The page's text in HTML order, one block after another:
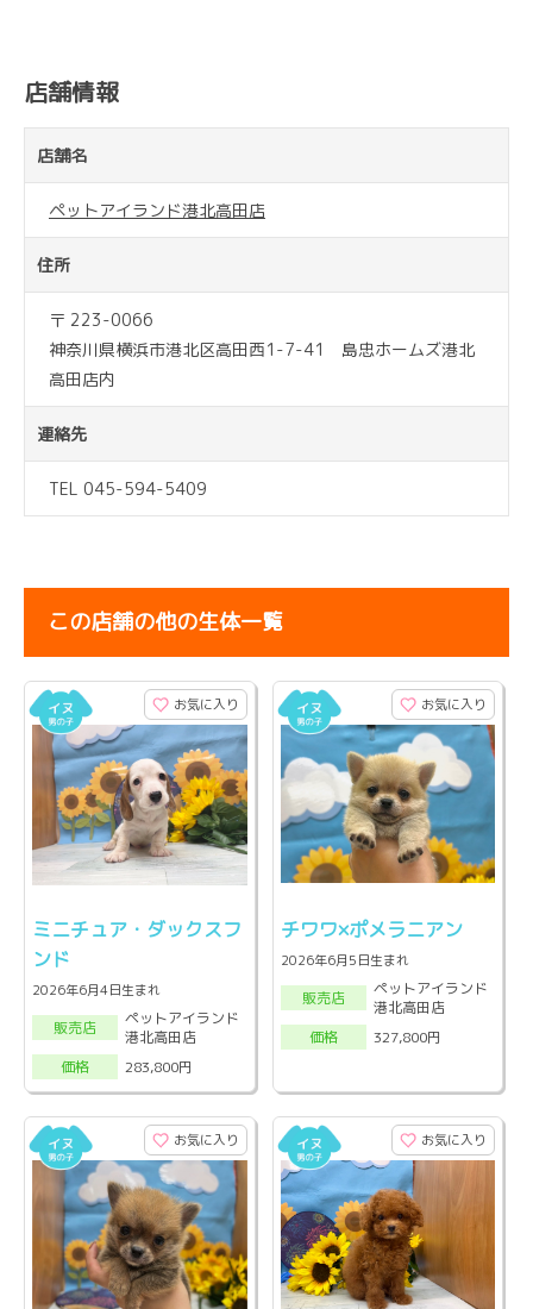
店舗情報
店舗名
ペットアイランド港北高田店
住所
〒 223-0066
神奈川県横浜市港北区高田西1-7-41 島忠ホームズ港北
高田店内
連絡先
TEL 045-594-5409
この店舗の他の生体一覧
お気に入り
ミニチュア・ダックスフ
ンド
2026年6月4日生まれ
販売店
ペットアイランド
港北高田店
価格
283,800円
お気に入り
チワワ×ポメラニアン
2026年6月5日生まれ
販売店
ペットアイランド
港北高田店
価格
327,800円
お気に入り お気に入り